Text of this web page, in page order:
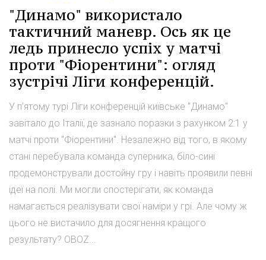
"Динамо" використало
тактичний маневр. Ось як це
ледь принесло успіх у матчі
проти "Фіорентини": огляд
зустрічі Ліги конференцій.
У п’ятому турі Ліги конференцій київське "Динамо"
завітало до Італії, де зазнало поразки з рахунком 2:1 у
матчі проти "Фіорентини". Незалежно від того, в якому
стані перебувала команда суперника, біло-сині
продемонстрували достойну гру і навіть проявили певні
ідеї на полі. Ми могли спостерігати, як команда
намагається реалізувати свої наміри у грі. Але чому ж
цього не вистачило для досягнення кращого
результату? OBOZ...